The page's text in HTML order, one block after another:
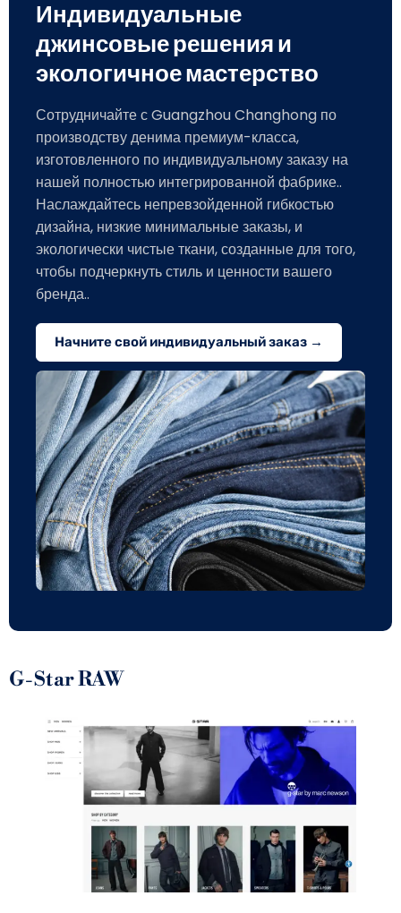
Индивидуальные
джинсовые решения и
экологичное мастерство
Сотрудничайте с Guangzhou Changhong по
производству денима премиум-класса,
изготовленного по индивидуальному заказу на
нашей полностью интегрированной фабрике..
Наслаждайтесь непревзойденной гибкостью
дизайна, низкие минимальные заказы, и
экологически чистые ткани, созданные для того,
чтобы подчеркнуть стиль и ценности вашего
бренда..
Начните свой индивидуальный заказ →
G-Star RAW